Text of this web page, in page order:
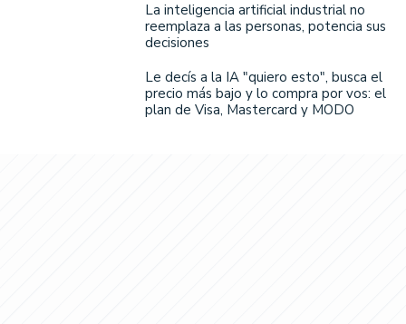
La inteligencia artificial industrial no
reemplaza a las personas, potencia sus
decisiones
Le decís a la IA "quiero esto", busca el
precio más bajo y lo compra por vos: el
plan de Visa, Mastercard y MODO